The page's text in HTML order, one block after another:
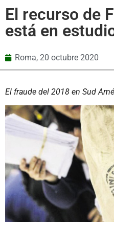
El recurso de
está en
Roma, 20 octubre 2020
El fraude del 2018 en Sud